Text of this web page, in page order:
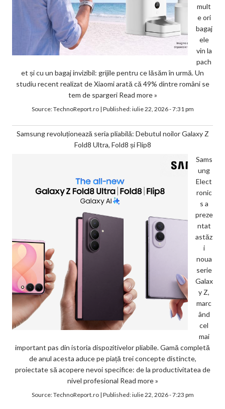
mult
e ori
bagaj
ele
vin la
pach
et și cu un bagaj invizibil: grijile pentru ce lăsăm în urmă. Un
studiu recent realizat de Xiaomi arată că 49% dintre români se
tem de spargeri Read more »
Source:TechnoReport.ro| Published:iulie 22, 2026 - 7:31 pm
Samsung revoluționează seria pliabilă: Debutul noilor Galaxy Z
Fold8 Ultra, Fold8 și Flip8
Sams
ung
Elect
ronic
s a
preze
ntat
astăz
i
noua
serie
Galax
y Z,
marc
ând
cel
mai
important pas din istoria dispozitivelor pliabile. Gamă completă
de anul acesta aduce pe piață trei concepte distincte,
proiectate să acopere nevoi specifice: de la productivitatea de
nivel profesional Read more »
Source:TechnoReport.ro| Published:iulie 22, 2026 - 7:23 pm